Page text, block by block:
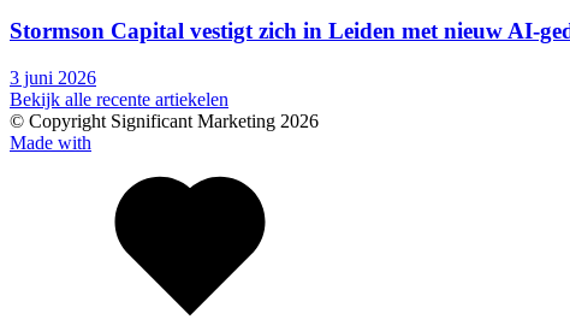
Stormson Capital vestigt zich in Leiden met nieuw AI-
3 juni 2026
Bekijk alle recente artiekelen
© Copyright Significant Marketing 2026
Made with